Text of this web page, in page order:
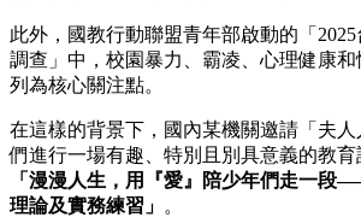
此外，國教行動聯盟青年部啟動的「
調查」中，校園暴力、霸凌、心理健康
列為核心關注點。
在這樣的背景下，國內某機關邀請「夫
們進行一場有趣、特別且別具意義的教育
「漫漫人生，用『愛』陪少年們走一段
理論及實務練習」 。